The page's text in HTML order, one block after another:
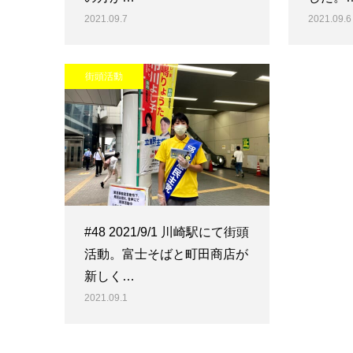
2021.09.7 2021.09.6
街頭活動
#48 2021/9/1 川崎駅にて街頭
活動。富士そばと町田商店が
新しく…
2021.09.1